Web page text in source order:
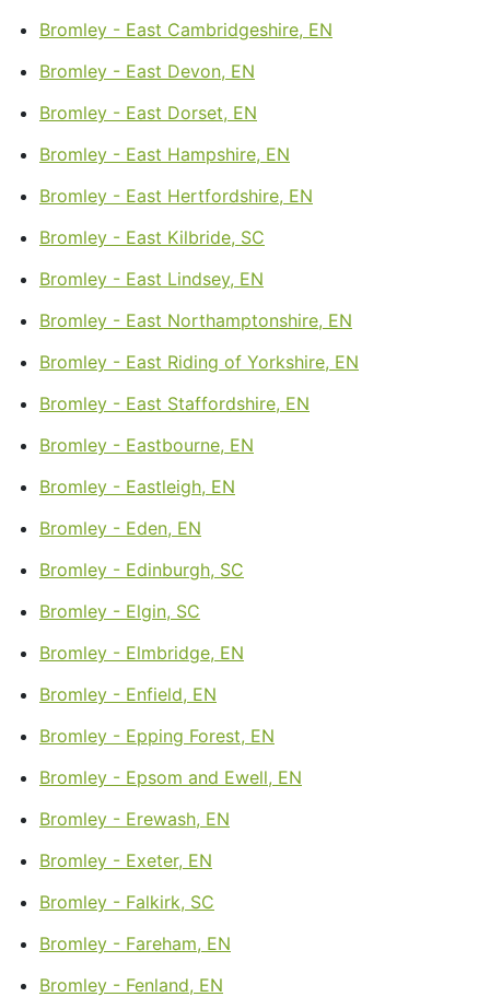
Bromley - East Cambridgeshire, EN
Bromley - East Devon, EN
Bromley - East Dorset, EN
Bromley - East Hampshire, EN
Bromley - East Hertfordshire, EN
Bromley - East Kilbride, SC
Bromley - East Lindsey, EN
Bromley - East Northamptonshire, EN
Bromley - East Riding of Yorkshire, EN
Bromley - East Staffordshire, EN
Bromley - Eastbourne, EN
Bromley - Eastleigh, EN
Bromley - Eden, EN
Bromley - Edinburgh, SC
Bromley - Elgin, SC
Bromley - Elmbridge, EN
Bromley - Enfield, EN
Bromley - Epping Forest, EN
Bromley - Epsom and Ewell, EN
Bromley - Erewash, EN
Bromley - Exeter, EN
Bromley - Falkirk, SC
Bromley - Fareham, EN
Bromley - Fenland, EN